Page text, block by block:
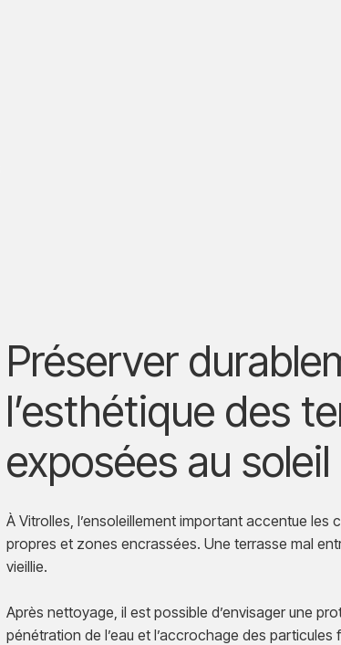
Préserver
l’esthétique des
exposées au soleil
À Vitrolles, l’ensoleillement important accentue
propres et zones encrassées. Une terrasse mal
vieillie.
Après nettoyage, il est possible d’envisager une
pénétration de l’eau et l’accrochage des